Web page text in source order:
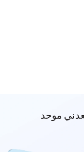
موحد